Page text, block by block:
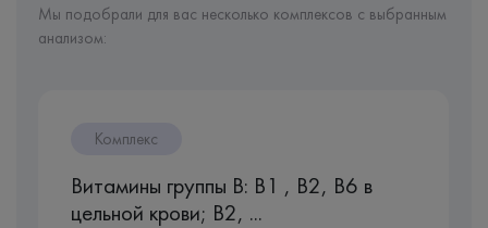
Мы подобрали для вас несколько комплексов с выбранным
анализом:
Комплекс
Витамины группы B: B1 , B2, B6 в
цельной крови; B2, ...